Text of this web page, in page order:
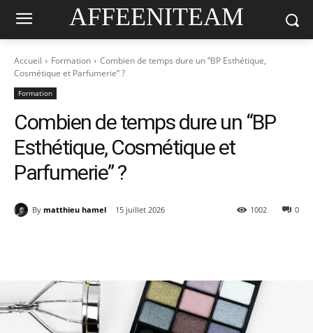
AFFEENITEAM
Accueil Formation
Combien de temps dure un “BP Esthétique,
Cosmétique et Parfumerie” ?
Formation
Combien de temps dure un “BP
Esthétique, Cosmétique et
Parfumerie” ?
By matthieu hamel 15 juillet 2026 0
1002